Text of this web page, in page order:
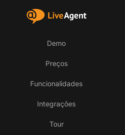
Demo
Preços
Funcionalidades
Integrações
Tour